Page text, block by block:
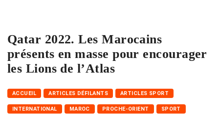
Qatar 2022. Les Marocains
présents en masse pour encourager
les Lions de l’Atlas
ACCUEIL ARTICLES DÉFILANTS ARTICLES SPORT
INTERNATIONAL MAROC PROCHE-ORIENT SPORT